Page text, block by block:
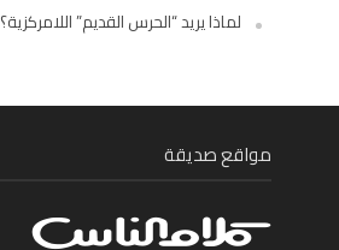
لماذا يريد “الحرس القديم” اللامركزية؟
مواقع صديقة